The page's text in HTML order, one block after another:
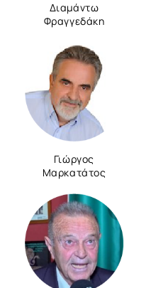
Διαμάντω
Φραγγεδάκη
Γιώργος
Μαρκατάτος